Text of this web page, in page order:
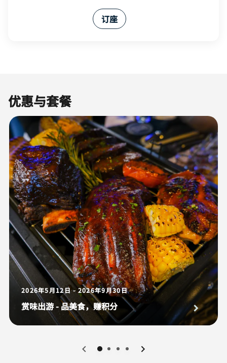
订座
优惠与套餐
2026年5月12日 - 2026年9月30日
赏味出游 - 品美食，赚积分
0 1 2 3